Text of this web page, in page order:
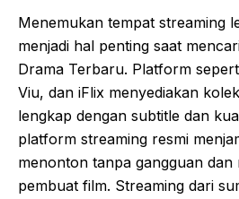
Menemukan tempat streaming
menjadi hal penting saat
Drama Terbaru. Platform
Viu, dan iFlix menyediakan
lengkap dengan subtitle dan
platform streaming resmi
menonton tanpa gangguan
pembuat film. Streaming dari